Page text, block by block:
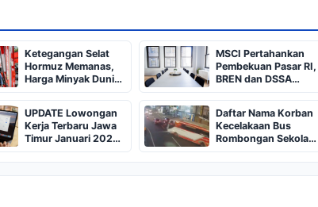
Ketegangan Selat
Hormuz Memanas,
Harga Minyak Dunia
Dekati US$ 108
MSCI Pertahankan
Pembekuan Pasar RI,
BREN dan DSSA
Terancam Keluar dari
Indeks
UPDATE Lowongan
Kerja Terbaru Jawa
Timur Januari 2025,
Siapkan CV dan
Persyaratan
Daftar Nama Korban
Kecelakaan Bus
Rombongan Sekolah
dari Bali di Kota Batu:
Salah Satunya Ada
Balita